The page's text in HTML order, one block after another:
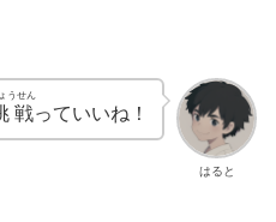
はると
戦
うせん
っていいね！